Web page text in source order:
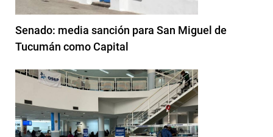
Senado: media sanción para San Miguel de
Tucumán como Capital